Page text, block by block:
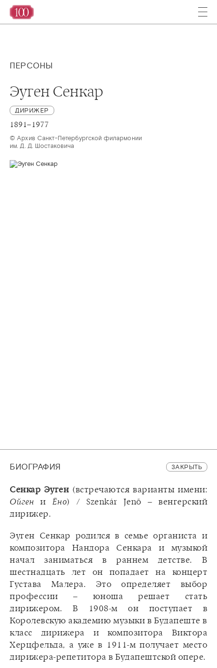
ПЕРСОНЫ
Эуген Сенкар
ДИРИЖЕР
1891–1977
© Архив Санкт-Петербургской филармонии
им. Д. Д. Шостаковича
БИОГРАФИЯ ЗАКРЫТЬ
Сенкар Эуген (встречаются варианты имени:
Ойген и Ёно) / Szenkár Jenő – венгерский
дирижер.
Эуген Сенкар родился в семье органиста и
композитора Нандора Сенкара и музыкой
начал заниматься в раннем детстве. В
шестнадцать лет он попадает на концерт
Густава Малера. Это определяет выбор
профессии – юноша решает стать
дирижером. В 1908-м он поступает в
Королевскую академию музыки в Будапеште в
класс дирижера и композитора Виктора
Херцфельда, а уже в 1911-м получает место
дирижера-репетитора в Будапештской опере.